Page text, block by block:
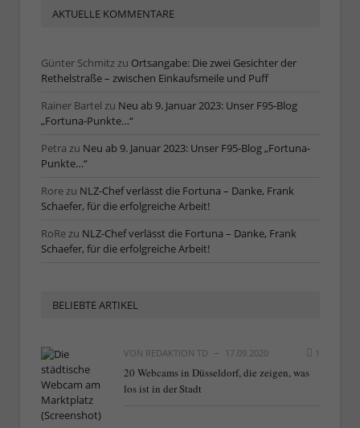
AKTUELLE KOMMENTARE
Günter Schmitzzu Ortsangabe: Die zwei Gesichter der
Rethelstraße – zwischen Einkaufsmeile und Puff
Rainer Bartel zu Neu ab 9. Januar 2023: Unser F95-Blog
„Fortuna-Punkte…“
Petra zu Neu ab 9. Januar 2023: Unser F95-Blog „Fortuna-
Punkte…“
Rorezu NLZ-Chef verlässt die Fortuna – Danke, Frank
Schaefer, für die erfolgreiche Arbeit!
RoRezu NLZ-Chef verlässt die Fortuna – Danke, Frank
Schaefer, für die erfolgreiche Arbeit!
BELIEBTE ARTIKEL
VON REDAKTION TD 17.09.2020 1
20 Webcams in Düsseldorf, die zeigen, was
los ist in der Stadt